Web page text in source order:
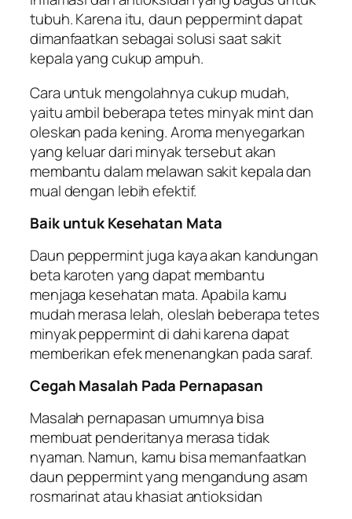
tubuh. Karena itu, daun peppermint dapat
dimanfaatkan sebagai solusi saat sakit
kepala yang cukup ampuh.
Cara untuk mengolahnya cukup mudah,
yaitu ambil beberapa tetes minyak mint dan
oleskan pada kening. Aroma menyegarkan
yang keluar dari minyak tersebut akan
membantu dalam melawan sakit kepala dan
mual dengan lebih efektif.
Baik untuk Kesehatan Mata
Daun peppermint juga kaya akan kandungan
beta karoten yang dapat membantu
menjaga kesehatan mata. Apabila kamu
mudah merasa lelah, oleslah beberapa tetes
minyak peppermint di dahi karena dapat
memberikan efek menenangkan pada saraf.
Cegah Masalah Pada Pernapasan
Masalah pernapasan umumnya bisa
membuat penderitanya merasa tidak
nyaman. Namun, kamu bisa memanfaatkan
daun peppermint yang mengandung asam
rosmarinat atau khasiat antioksidan